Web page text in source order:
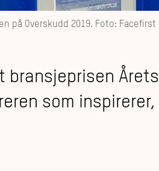
på Overskudd 2019. Foto: Facefirst
bransjeprisen Årets
som inspirerer,